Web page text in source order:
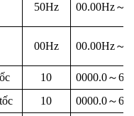
50Hz 00.00Hz～
00Hz 00.00Hz～
10 0000.0～
10 0000.0～